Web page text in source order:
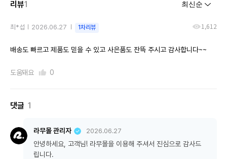
리뷰1
최*섭 2026.06.27 1차리뷰 1,612
배송도 빠르고 제품도 믿을 수 있고 사은품도 잔뜩 주시고 감사합니다~~
도움돼요 0
댓글 1
라무몰 관리자 2026.06.27
안녕하세요, 고객님! 라무몰을 이용해 주셔서 진심으로 감사드
립니다.